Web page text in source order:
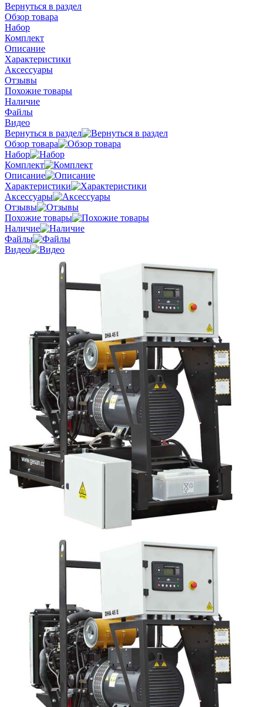
Вернуться в раздел
Обзор товара
Набор
Комплект
Описание
Характеристики
Аксессуары
Отзывы
Похожие товары
Наличие
Файлы
Видео
Вернуться в раздел
Обзор товара
Набор
Комплект
Описание
Характеристики
Аксессуары
Отзывы
Похожие товары
Наличие
Файлы
Видео